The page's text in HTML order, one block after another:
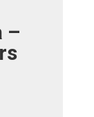
–